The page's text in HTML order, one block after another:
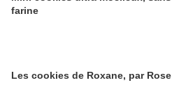
farine
Les cookies de Roxane, par Rose